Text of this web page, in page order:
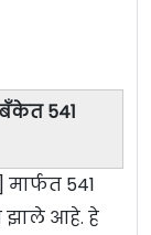
बँकेत 541
541
झाले आहे. हे